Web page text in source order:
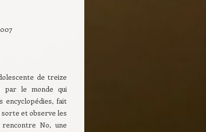
de treize
par le monde qui
encyclopédies, fait
et observe les
rencontre No, une